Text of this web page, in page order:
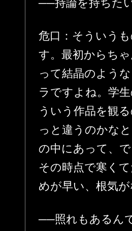
──持論を持ちた
危口：そういう
す。最初からち
って結晶のよう
ラですよね。学
ういう作品を観
っと違うのかな
の中にあって、
その時点で寒く
めが早い、根気が
──照れもあるん